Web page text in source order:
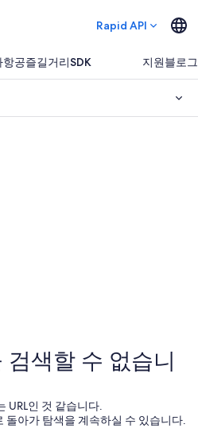
Rapid API
항공즐길거리SDK 지원블로그
색할 수 없습니
URL인 것 같습니다.
돌아가 탐색을 계속하실 수 있습니다.